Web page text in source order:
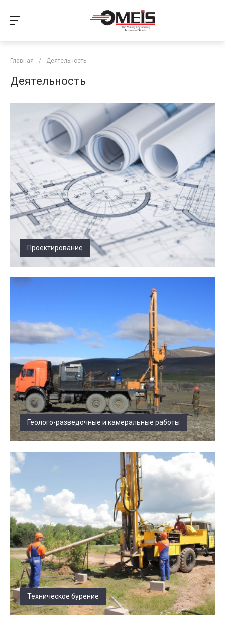
Главная / Деятельность
Деятельность
Проектирование
Геолого-разведочные и камеральные работы
Техническое бурение